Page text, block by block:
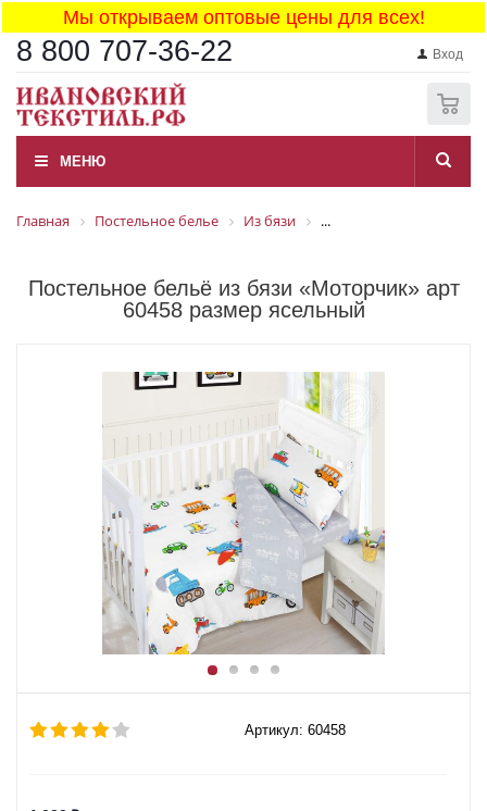
Мы открываем оптовые цены для всех!
8 800 707-36-22 Вход
МЕНЮ
Главная Постельное белье Из бязи ...
Постельное бельё из бязи «Моторчик» арт
60458 размер ясельный
Артикул: 60458